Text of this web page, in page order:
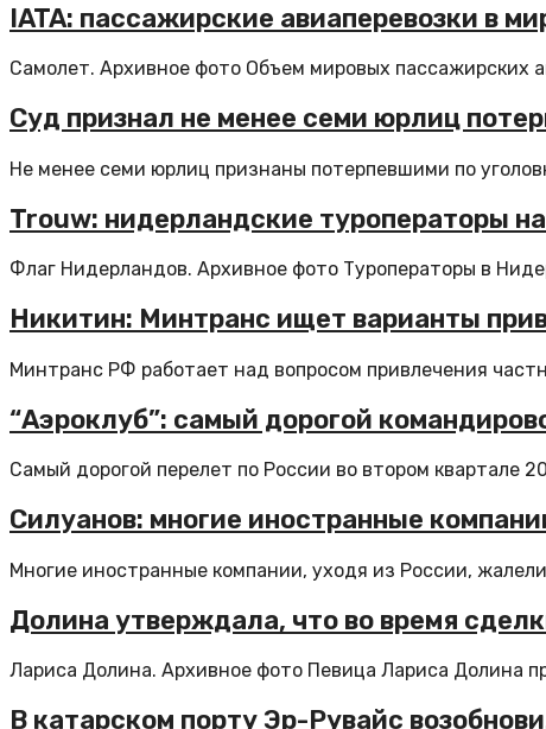
IATA: пассажирские авиаперевозки в
Самолет. Архивное фото Объем мировых пассажирских
Суд признал не менее семи юрлиц
Не менее семи юрлиц признаны потерпевшими по
Trouw: нидерландские туроператоры
Флаг Нидерландов. Архивное фото Туроператоры в
Никитин: Минтранс ищет варианты
Минтранс РФ работает над вопросом привлечения
“Аэроклуб”: самый дорогой
Самый дорогой перелет по России во втором квартале
Силуанов: многие иностранные
Многие иностранные компании, уходя из России,
Долина утверждала, что во время
Лариса Долина. Архивное фото Певица Лариса Долина
В катарском порту Эр-Рувайс